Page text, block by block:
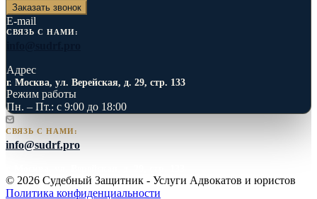
Заказать звонок
E-mail
СВЯЗЬ С НАМИ:
Адрес
г. Москва, ул. Верейская, д. 29, стр. 133
Режим работы
Пн. – Пт.: с 9:00 до 18:00
СВЯЗЬ С НАМИ:
info@sudrf.pro
© 2026 Судебный Защитник - Услуги Адвокатов и юристов
Политика конфиденциальности